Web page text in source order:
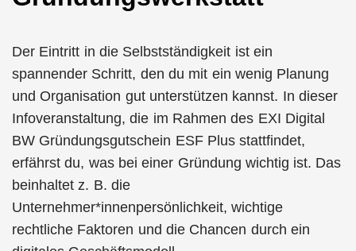
Der Eintritt in die Selbstständigkeit ist ein
spannender Schritt, den du mit ein wenig Planung
und Organisation gut unterstützen kannst. In dieser
Infoveranstaltung, die im Rahmen des EXI Digital
BW Gründungsgutschein ESF Plus stattfindet,
erfährst du, was bei einer Gründung wichtig ist. Das
beinhaltet z. B. die
Unternehmer*innenpersönlichkeit, wichtige
rechtliche Faktoren und die Chancen durch ein